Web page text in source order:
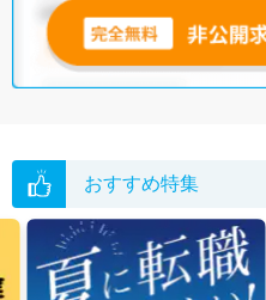
無料転職支援サービス
にお申し込
グした上で求人をご提案いたします
ご希望条件がまだ定まっていない方
い。
おすすめ特集